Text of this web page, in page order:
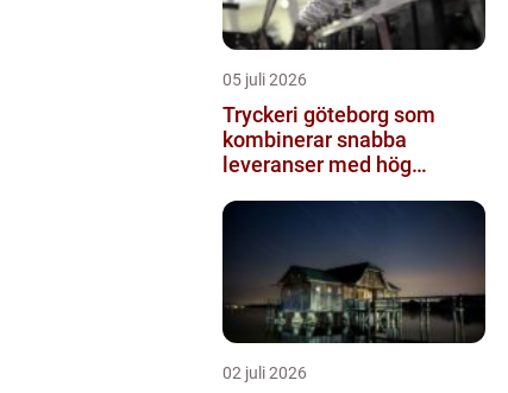
05 juli 2026
Tryckeri göteborg som
kombinerar snabba
leveranser med hög
02 juli 2026